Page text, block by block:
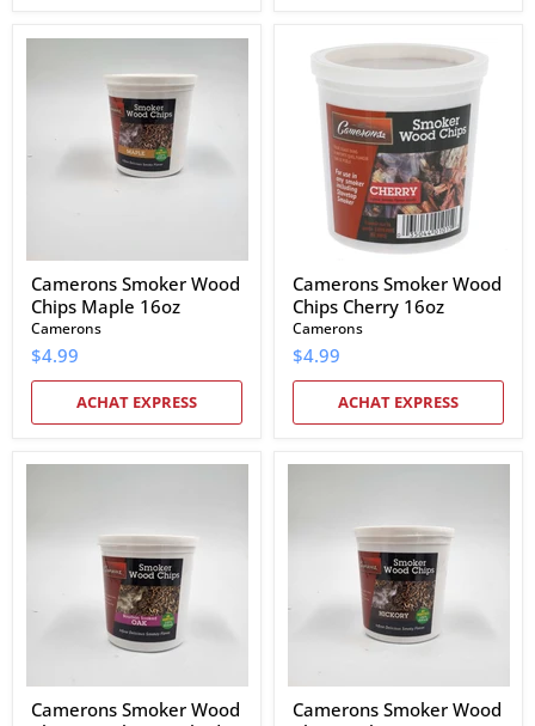
Camerons
16oz
Camerons Smoker Wood
Chips Maple 16oz
Camerons
$4.99
ACHAT EXPRESS
Camerons
Smoker
Wood
Chips
Cherry
Camerons Smoker Wood
Chips Cherry 16oz
Camerons
$4.99
ACHAT EXPRESS
Camerons
16oz
Camerons Smoker Wood
Camerons
Camerons Smoker Wood